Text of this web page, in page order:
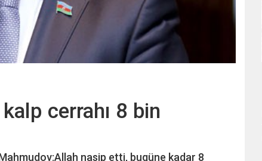
cerrahı 8 bin
nasip etti, bugüne kadar 8